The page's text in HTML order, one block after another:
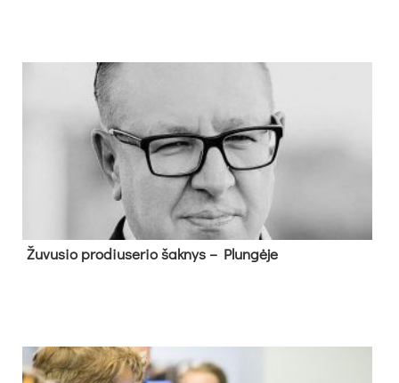
Žu­vu­sio pro­diu­se­rio šak­nys – Plun­gė­je